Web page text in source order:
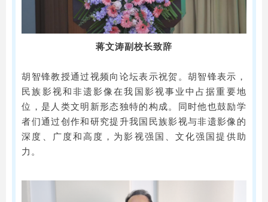
蒋文涛副校长致辞
胡智锋教授通过视频向论坛表示祝贺。胡智锋表示，
民族影视和非遗影像在我国影视事业中占据重要地
位，是人类文明新形态独特的构成。同时他也鼓励学
者们通过创作和研究提升我国民族影视与非遗影像的
深度、广度和高度，为影视强国、文化强国提供助
力。